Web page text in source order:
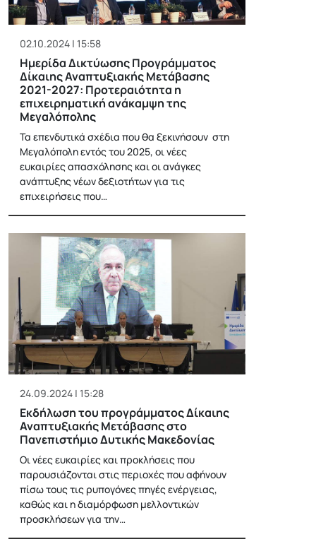
02.10.2024 | 15:58
Ημερίδα Δικτύωσης Προγράμματος
Δίκαιης Αναπτυξιακής Μετάβασης
2021-2027: Προτεραιότητα η
επιχειρηματική ανάκαμψη της
Μεγαλόπολης
Τα επενδυτικά σχέδια που θα ξεκινήσουν στη
Μεγαλόπολη εντός του 2025, οι νέες
ευκαιρίες απασχόλησης και οι ανάγκες
ανάπτυξης νέων δεξιοτήτων για τις
επιχειρήσεις που…
24.09.2024 | 15:28
Εκδήλωση του προγράμματος Δίκαιης
Αναπτυξιακής Μετάβασης στο
Πανεπιστήμιο Δυτικής Μακεδονίας
Οι νέες ευκαιρίες και προκλήσεις που
παρουσιάζονται στις περιοχές που αφήνουν
πίσω τους τις ρυπογόνες πηγές ενέργειας,
καθώς και η διαμόρφωση μελλοντικών
προσκλήσεων για την…